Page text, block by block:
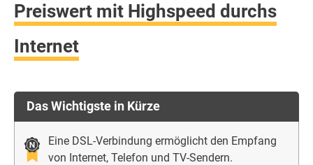
Preiswert mit Highspeed durchs
Internet
Das Wichtigste in Kürze
Eine DSL-Verbindung ermöglicht den Empfang
von Internet, Telefon und TV-Sendern.